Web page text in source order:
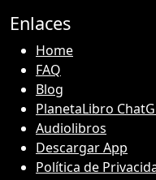
Enlaces
Home
FAQ
Blog
PlanetaLibro
Audiolibros
Descargar App
Política de